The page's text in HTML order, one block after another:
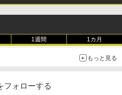
1週間 1カ月
もっと見る
フォローする